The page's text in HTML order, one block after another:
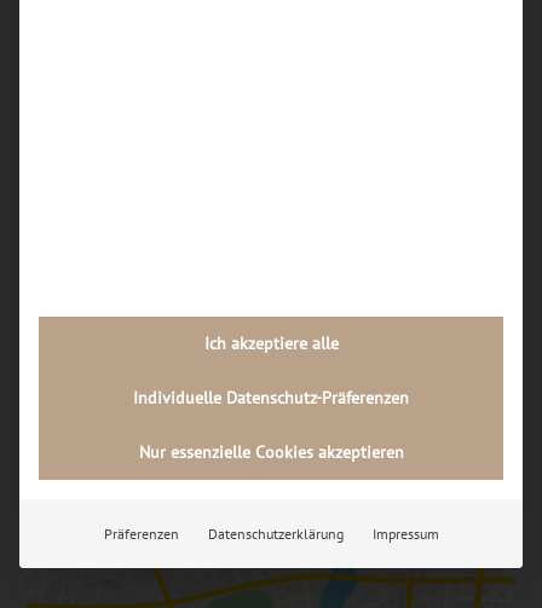
0231 / 334 80 111
Ich akzeptiere alle
Individuelle Datenschutz-Präferenzen
Nur essenzielle Cookies akzeptieren
Präferenzen Datenschutzerklärung Impressum